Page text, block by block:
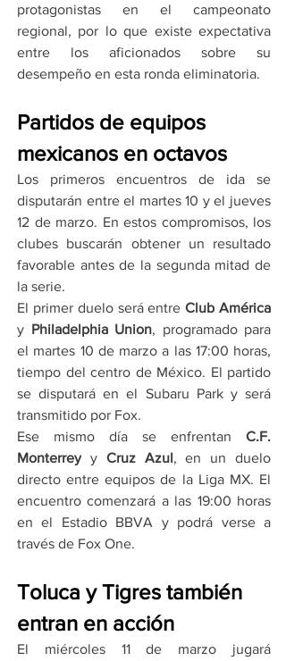
protagonistas en el campeonato
regional, por lo que existe expectativa
entre los aficionados sobre su
desempeño en esta ronda eliminatoria.
Partidos de equipos
mexicanos en octavos
Los primeros encuentros de ida se
disputarán entre el martes 10 y el jueves
12 de marzo. En estos compromisos, los
clubes buscarán obtener un resultado
favorable antes de la segunda mitad de
la serie.
El primer duelo será entre Club América
y Philadelphia Union, programado para
el martes 10 de marzo a las 17:00 horas,
tiempo del centro de México. El partido
se disputará en el Subaru Park y será
transmitido por Fox.
Ese mismo día se enfrentan C.F.
Monterrey y Cruz Azul, en un duelo
directo entre equipos de la Liga MX. El
encuentro comenzará a las 19:00 horas
en el Estadio BBVA y podrá verse a
través de Fox One.
Toluca y Tigres también
entran en acción